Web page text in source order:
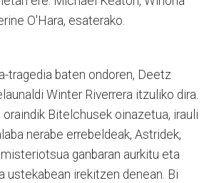
O'Hara, esaterako.
tragedia baten ondoren, Deetz
Winter Riverrera itzuliko dira.
oraindik Bitelchusek oinazetua, irauli
nerabe errebeldeak, Astridek,
ganbaran aurkitu eta
ustekabean irekitzen denean. Bi